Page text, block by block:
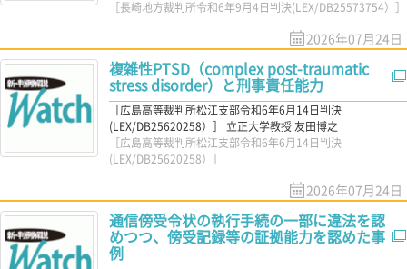
［長崎地方裁判所令和6年9月4日判決(LEX/DB25573754）］
2026年07月24日
複雑性PTSD（complex post-traumatic
stress disorder）と刑事責任能力
［広島高等裁判所松江支部令和6年6月14日判決
(LEX/DB25620258）］ 立正大学教授 友田博之
［広島高等裁判所松江支部令和6年6月14日判決
(LEX/DB25620258）］
2026年07月24日
通信傍受令状の執行手続の一部に違法を認
めつつ、傍受記録等の証拠能力を認めた事
例